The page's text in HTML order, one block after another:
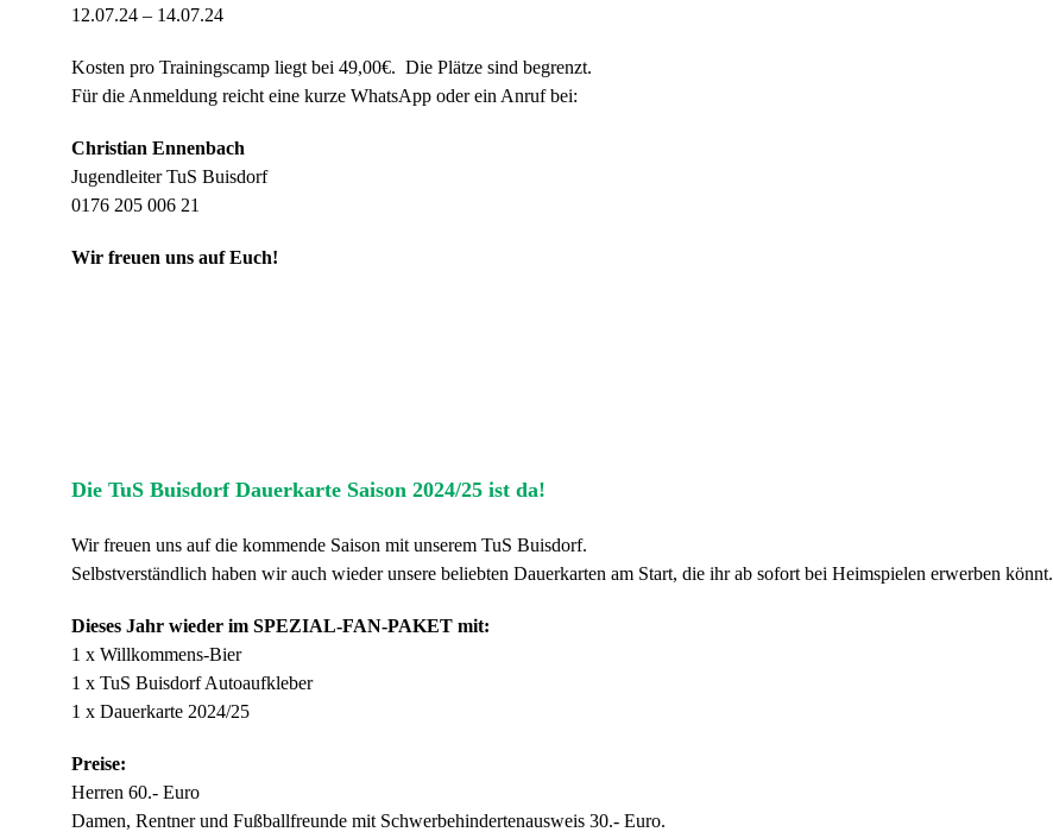
12.07.24 – 14.07.24
Kosten pro Trainingscamp liegt bei 49,00€. Die Plätze sind begrenzt.
Für die Anmeldung reicht eine kurze WhatsApp oder ein Anruf bei:
Christian Ennenbach
Jugendleiter TuS Buisdorf
0176 205 006 21
Wir freuen uns auf Euch!
Die TuS Buisdorf Dauerkarte Saison 2024/25 ist da!
Wir freuen uns auf die kommende Saison mit unserem TuS Buisdorf.
Selbstverständlich haben wir auch wieder unsere beliebten Dauerkarten am Start, die ihr ab sofort bei Heimspielen erwerben könnt.
Dieses Jahr wieder im SPEZIAL-FAN-PAKET mit:
1 x Willkommens-Bier
1 x TuS Buisdorf Autoaufkleber
1 x Dauerkarte 2024/25
Preise:
Herren 60.- Euro
Damen, Rentner und Fußballfreunde mit Schwerbehindertenausweis 30.- Euro.